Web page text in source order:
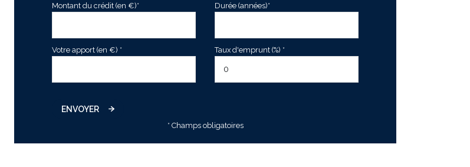
Montant du crédit (en €)* Durée (années)*
Votre apport (en €) * Taux d'emprunt (%) *
ENVOYER
* Champs obligatoires